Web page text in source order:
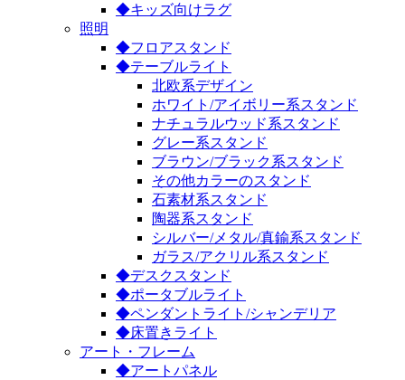
◆キッズ向けラグ
照明
◆フロアスタンド
◆テーブルライト
北欧系デザイン
ホワイト/アイボリー系スタンド
ナチュラルウッド系スタンド
グレー系スタンド
ブラウン/ブラック系スタンド
その他カラーのスタンド
石素材系スタンド
陶器系スタンド
シルバー/メタル/真鍮系スタンド
ガラス/アクリル系スタンド
◆デスクスタンド
◆ポータブルライト
◆ペンダントライト/シャンデリア
◆床置きライト
アート・フレーム
◆アートパネル